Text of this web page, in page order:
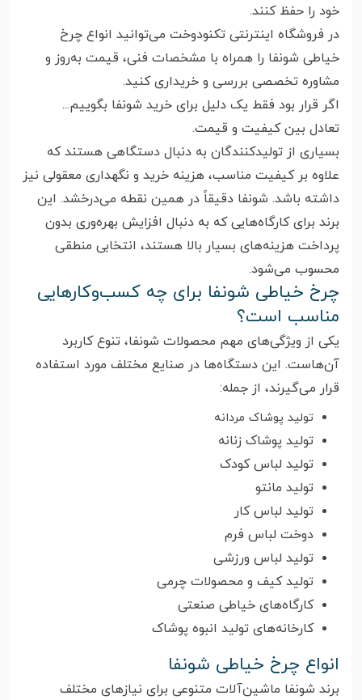
خود را حفظ کنند.
در فروشگاه اینترنتی تکنودوخت می‌توانید انواع چرخ
خیاطی شونفا را همراه با مشخصات فنی، قیمت به‌روز و
مشاوره تخصصی بررسی و خریداری کنید.
اگر قرار بود فقط یک دلیل برای خرید شونفا بگوییم...
تعادل بین کیفیت و قیمت.
بسیاری از تولیدکنندگان به دنبال دستگاهی هستند که
علاوه بر کیفیت مناسب، هزینه خرید و نگهداری معقولی نیز
داشته باشد. شونفا دقیقاً در همین نقطه می‌درخشد. این
برند برای کارگاه‌هایی که به دنبال افزایش بهره‌وری بدون
پرداخت هزینه‌های بسیار بالا هستند، انتخابی منطقی
محسوب می‌شود.
چرخ خیاطی شونفا برای چه کسب‌وکارهایی
مناسب است؟
یکی از ویژگی‌های مهم محصولات شونفا، تنوع کاربرد
آن‌هاست. این دستگاه‌ها در صنایع مختلف مورد استفاده
قرار می‌گیرند، از جمله:
تولید پوشاک مردانه
تولید پوشاک زنانه
تولید لباس کودک
تولید مانتو
تولید لباس کار
دوخت لباس فرم
تولید لباس ورزشی
تولید کیف و محصولات چرمی
کارگاه‌های خیاطی صنعتی
کارخانه‌های تولید انبوه پوشاک
انواع چرخ خیاطی شونفا
برند شونفا ماشین‌آلات متنوعی برای نیازهای مختلف